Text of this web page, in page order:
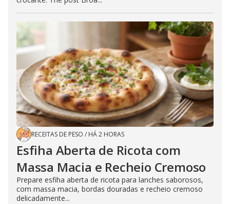
RECEITAS DE PESO / HÁ 2 HORAS
Esfiha Aberta de Ricota com
Massa Macia e Recheio Cremoso
Prepare esfiha aberta de ricota para lanches saborosos,
com massa macia, bordas douradas e recheio cremoso
delicadamente...